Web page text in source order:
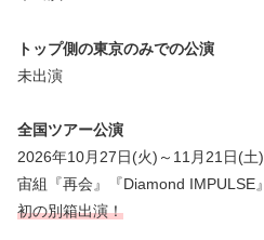
トップ側の東京のみでの公演
未出演
全国ツアー公演
2026年10月27日(火)～11月21日(土)
宙組『再会』『Diamond IMPULSE』
初の別箱出演！